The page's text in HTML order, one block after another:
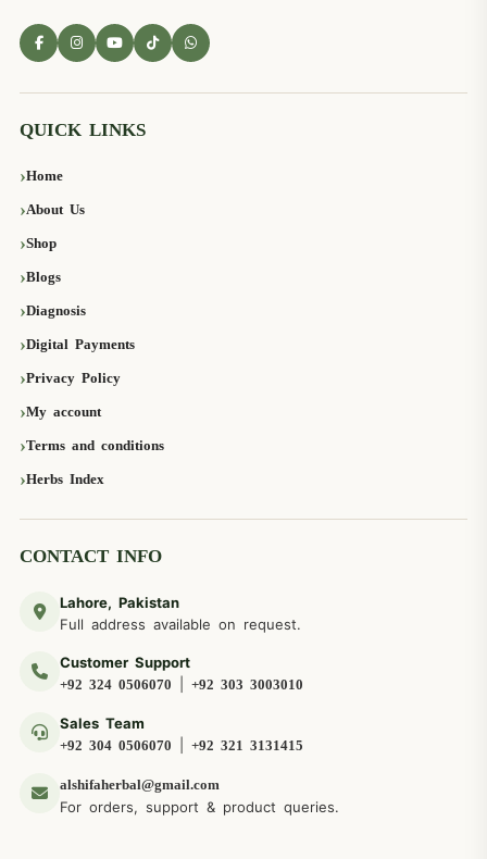
QUICK LINKS
Home
About Us
Shop
Blogs
Diagnosis
Digital Payments
Privacy Policy
My account
Terms and conditions
Herbs Index
CONTACT INFO
Lahore, Pakistan
Full address available on request.
Customer Support
+92 324 0506070 +92 303 3003010
Sales Team
+92 304 0506070 +92 321 3131415
alshifaherbal@gmail.com
For orders, support & product queries.